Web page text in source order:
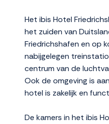
Het ibis Hotel
het zuiden van
Friedrichshafen en op
nabijgelegen
centrum van de
Ook de omgeving is
hotel is zakelijk en
De kamers in het ibis